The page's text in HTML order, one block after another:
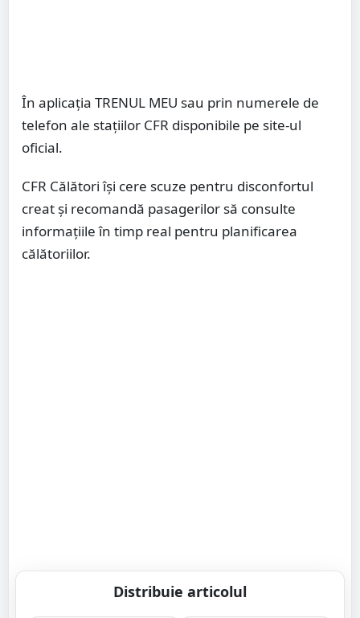
În aplicația TRENUL MEU sau prin numerele de
telefon ale stațiilor CFR disponibile pe site-ul
oficial.
CFR Călători își cere scuze pentru disconfortul
creat și recomandă pasagerilor să consulte
informațiile în timp real pentru planificarea
călătoriilor.
Distribuie articolul